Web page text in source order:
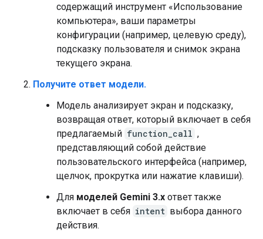
содержащий инструмент «Использование
компьютера», ваши параметры
конфигурации (например, целевую среду),
подсказку пользователя и снимок экрана
текущего экрана.
Получите ответ модели.
Модель анализирует экран и подсказку,
возвращая ответ, который включает в себя
предлагаемый function_call ,
представляющий собой действие
пользовательского интерфейса (например,
щелчок, прокрутка или нажатие клавиши).
Для моделей Gemini 3.x ответ также
включает в себя intent выбора данного
действия.